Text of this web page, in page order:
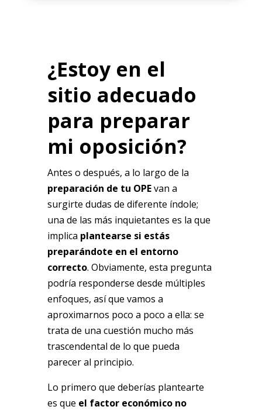
¿Estoy en el
sitio adecuado
para preparar
mi oposición?
Antes o después, a lo largo de la
preparación de tu OPEvan a
surgirte dudas de diferente índole;
una de las más inquietantes es la que
implica plantearse si estás
preparándote en el entorno
correcto. Obviamente, esta pregunta
podría responderse desde múltiples
enfoques, así que vamos a
aproximarnos poco a poco a ella: se
trata de una cuestión mucho más
trascendental de lo que pueda
parecer al principio.
Lo primero que deberías plantearte
es que el factor económico no